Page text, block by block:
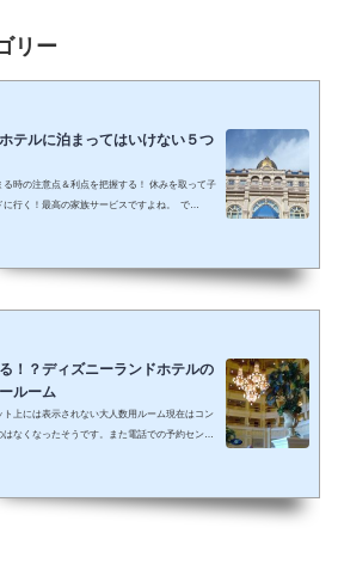
リー
テルに泊まってはいけない５つ
時の注意点＆利点を把握する！ 休みを取って子
行く！最高の家族サービスですよね。 で
かったのに・・・。 そんな時、「ディズニーラ...
！？ディズニーランドホテルの
ルーム
上には表示されない大人数用ルーム現在はコン
なくなったそうです。また電話での予約センタ
）（7-8階）④コンシェルジュ・デラックスルー